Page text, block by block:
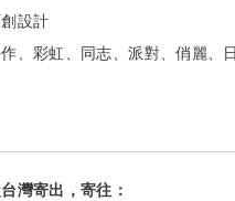
設計
、彩虹、同志、派對、俏麗、
灣寄出，寄往：